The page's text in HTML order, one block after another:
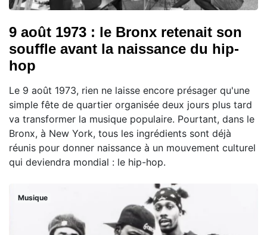
9 août 1973 : le Bronx retenait son
souffle avant la naissance du hip-
hop
Le 9 août 1973, rien ne laisse encore présager qu'une
simple fête de quartier organisée deux jours plus tard
va transformer la musique populaire. Pourtant, dans le
Bronx, à New York, tous les ingrédients sont déjà
réunis pour donner naissance à un mouvement culturel
qui deviendra mondial : le hip-hop.
Musique